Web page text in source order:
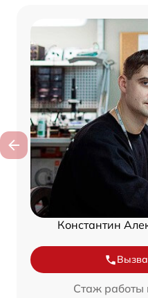
Константин
Стаж работы